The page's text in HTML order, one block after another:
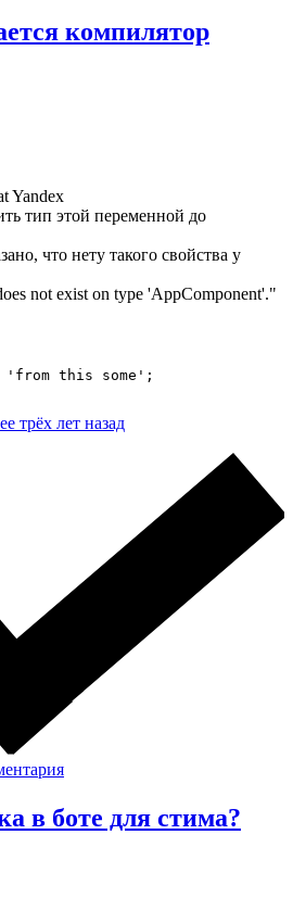
компилятор
Yandex
тип этой переменной до
что нету такого свойства у
not exist on type 'AppComponent'."
this some';
трёх лет назад
в боте для стима?